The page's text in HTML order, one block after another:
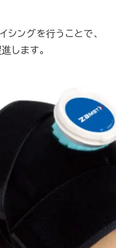
シングを行うことで、
します。